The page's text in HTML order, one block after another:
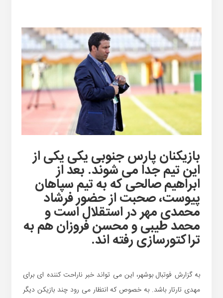
بازیکنان پارس جنوبی یکی یکی از
این تیم جدا می شوند. بعد از
ابراهیم صالحی که به تیم سپاهان
پیوست، صحبت از حضور فرشاد
محمدی مهر در استقلال است و
محمد طیبی و محسن فروزان هم به
تراکتورسازی رفته اند.
به گزارش فوتبال بوشهر، این می تواند خبر ناراحت کننده ای برای
مهدی تارتار باشد. به خصوص که انتظار می رود چند بازیکن دیگر